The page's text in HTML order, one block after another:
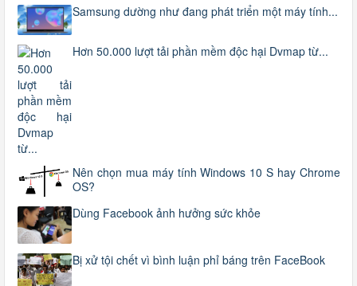
Samsung dường như đang phát triển một máy tính...
Hơn 50.000 lượt tải phần mềm độc hại Dvmap từ...
Nên chọn mua máy tính Windows 10 S hay Chrome
OS?
Dùng Facebook ảnh hưởng sức khỏe
Bị xử tội chết vì bình luận phỉ báng trên FaceBook